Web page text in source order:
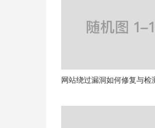
网站绕过漏洞如何修复与检